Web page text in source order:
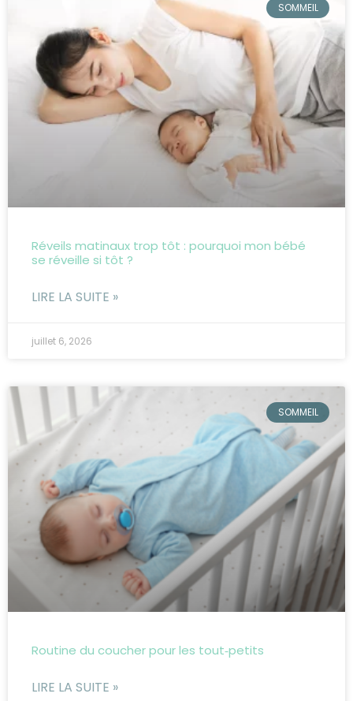
SOMMEIL
Réveils matinaux trop tôt : pourquoi mon bébé
se réveille si tôt ?
LIRE LA SUITE »
juillet 6, 2026
SOMMEIL
Routine du coucher pour les tout‑petits
LIRE LA SUITE »